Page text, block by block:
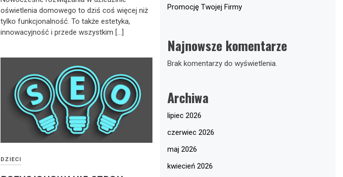
oświetlenia domowego to dziś coś więcej niż
tylko funkcjonalność. To także estetyka,
innowacyjność i przede wszystkim […]
DZIECI
Promocję Twojej Firmy
Najnowsze komentarze
Brak komentarzy do wyświetlenia.
Archiwa
lipiec 2026
czerwiec 2026
maj 2026
kwiecień 2026